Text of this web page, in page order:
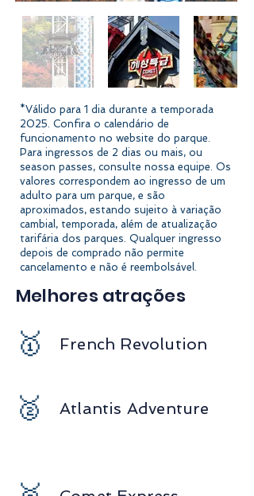
*Válido para 1 dia durante a temporada
2025. Confira o calendário de
funcionamento no website do parque.
Para ingressos de 2 dias ou mais, ou
season passes, consulte nossa equipe. Os
valores correspondem ao ingresso de um
adulto para um parque, e são
aproximados, estando sujeito à variação
cambial, temporada, além de atualização
tarifária dos parques. Qualquer ingresso
depois de comprado não permite
cancelamento e não é reembolsável.
Melhores atrações
🥇 French Revolution
🥈 Atlantis Adventure